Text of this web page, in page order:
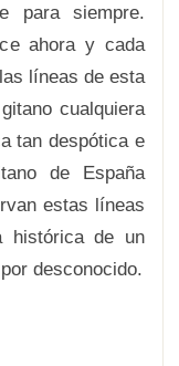
para siempre.
ahora y cada
líneas de esta
cualquiera
tan despótica e
de España
estas líneas
histórica de un
desconocido.